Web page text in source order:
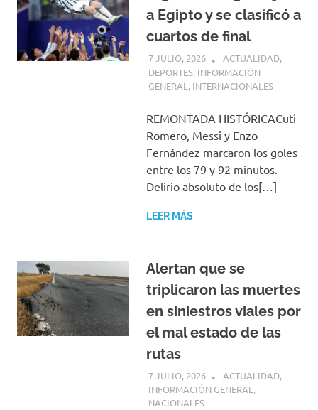
a Egipto y se clasificó a
cuartos de final
7 JULIO, 2026 H P
ACTUALIDAD,
DEPORTES, INFORMACIÓN
GENERAL , INTERNACIONALES
REMONTADA HISTÓRICACuti
Romero, Messi y Enzo
Fernández marcaron los goles
entre los 79 y 92 minutos.
Delirio absoluto de los[…]
LEER MÁS
Alertan que se
triplicaron las muertes
en siniestros viales por
el mal estado de las
rutas
7 JULIO, 2026 H P
ACTUALIDAD,
INFORMACIÓN GENERAL ,
NACIONALES